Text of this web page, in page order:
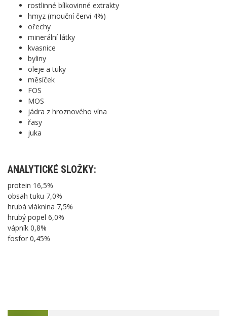
rostlinné bílkovinné extrakty
hmyz (mouční červi 4%)
ořechy
minerální látky
kvasnice
byliny
oleje a tuky
měsíček
FOS
MOS
jádra z hroznového vína
řasy
juka
ANALYTICKÉ SLOŽKY:
protein 16,5%
obsah tuku 7,0%
hrubá vláknina 7,5%
hrubý popel 6,0%
vápník 0,8%
fosfor 0,45%